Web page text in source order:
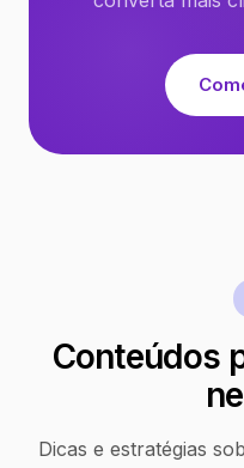
Conteúdos
Dicas e estratégias